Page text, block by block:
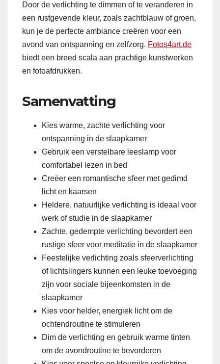
Door de verlichting te dimmen of te veranderen in
een rustgevende kleur, zoals zachtblauw of groen,
kun je de perfecte ambiance creëren voor een
avond van ontspanning en zelfzorg. Fotos4art.de
biedt een breed scala aan prachtige kunstwerken
en fotoafdrukken.
Samenvatting
Kies warme, zachte verlichting voor
ontspanning in de slaapkamer
Gebruik een verstelbare leeslamp voor
comfortabel lezen in bed
Creëer een romantische sfeer met gedimd
licht en kaarsen
Heldere, natuurlijke verlichting is ideaal voor
werk of studie in de slaapkamer
Zachte, gedempte verlichting bevordert een
rustige sfeer voor meditatie in de slaapkamer
Feestelijke verlichting zoals sfeerverlichting
of lichtslingers kunnen een leuke toevoeging
zijn voor sociale bijeenkomsten in de
slaapkamer
Kies voor helder, energiek licht om de
ochtendroutine te stimuleren
Dim de verlichting en gebruik warme tinten
om de avondroutine te bevorderen